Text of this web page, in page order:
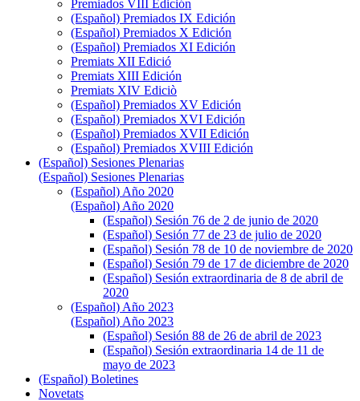
Premiados VIII Edición
(Español) Premiados IX Edición
(Español) Premiados X Edición
(Español) Premiados XI Edición
Premiats XII Edició
Premiats XIII Edición
Premiats XIV Ediciò
(Español) Premiados XV Edición
(Español) Premiados XVI Edición
(Español) Premiados XVII Edición
(Español) Premiados XVIII Edición
(Español) Sesiones Plenarias
(Español) Sesiones Plenarias
(Español) Año 2020
(Español) Año 2020
(Español) Sesión 76 de 2 de junio de 2020
(Español) Sesión 77 de 23 de julio de 2020
(Español) Sesión 78 de 10 de noviembre de 2020
(Español) Sesión 79 de 17 de diciembre de 2020
(Español) Sesión extraordinaria de 8 de abril de
2020
(Español) Año 2023
(Español) Año 2023
(Español) Sesión 88 de 26 de abril de 2023
(Español) Sesión extraordinaria 14 de 11 de
mayo de 2023
(Español) Boletines
Novetats